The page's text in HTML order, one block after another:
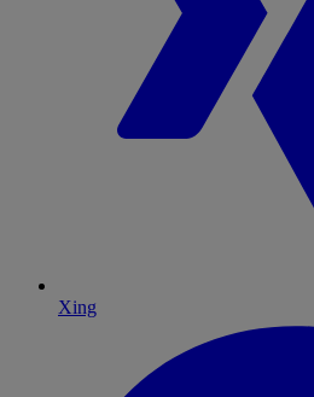
Xing